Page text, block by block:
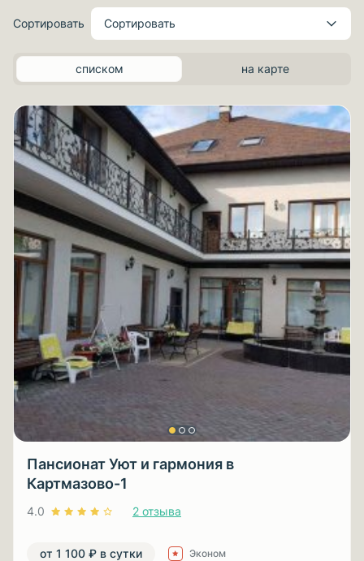
Сортировать Сортировать
списком на карте
Пансионат Уют и гармония в
Картмазово-1
4.0 2 отзыва
от 1 100 ₽ в сутки Эконом